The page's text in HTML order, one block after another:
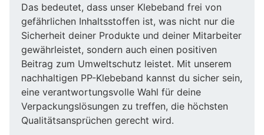
Das bedeutet, dass unser Klebeband frei von
gefährlichen Inhaltsstoffen ist, was nicht nur die
Sicherheit deiner Produkte und deiner Mitarbeiter
gewährleistet, sondern auch einen positiven
Beitrag zum Umweltschutz leistet. Mit unserem
nachhaltigen PP-Klebeband kannst du sicher sein,
eine verantwortungsvolle Wahl für deine
Verpackungslösungen zu treffen, die höchsten
Qualitätsansprüchen gerecht wird.